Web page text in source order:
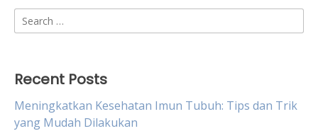
Search
for:
Recent Posts
Meningkatkan Kesehatan Imun Tubuh: Tips dan Trik
yang Mudah Dilakukan